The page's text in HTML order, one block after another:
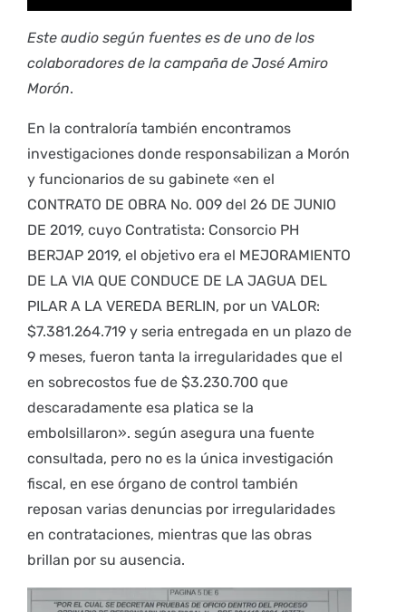
Este audio según fuentes es de uno de los
colaboradores de la campaña de José Amiro
Morón.
En la contraloría también encontramos
investigaciones donde responsabilizan a Morón
y funcionarios de su gabinete «en el
CONTRATO DE OBRA No. 009 del 26 DE JUNIO
DE 2019, cuyo Contratista: Consorcio PH
BERJAP 2019, el objetivo era el MEJORAMIENTO
DE LA VIA QUE CONDUCE DE LA JAGUA DEL
PILAR A LA VEREDA BERLIN, por un VALOR:
$7.381.264.719 y seria entregada en un plazo de
9 meses, fueron tanta la irregularidades que el
en sobrecostos fue de $3.230.700 que
descaradamente esa platica se la
embolsillaron». según asegura una fuente
consultada, pero no es la única investigación
fiscal, en ese órgano de control también
reposan varias denuncias por irregularidades
en contrataciones, mientras que las obras
brillan por su ausencia.